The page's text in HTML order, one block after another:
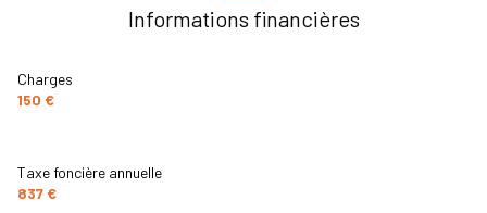
Informations financières
Charges
150 €
Taxe foncière annuelle
837 €